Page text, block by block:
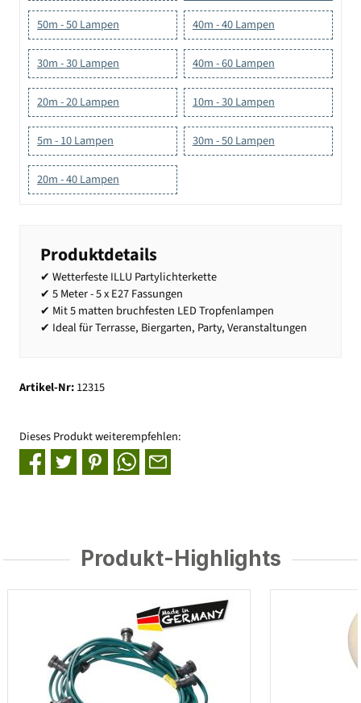
50m - 50 Lampen 40m - 40 Lampen
30m - 30 Lampen 40m - 60 Lampen
20m - 20 Lampen 10m - 30 Lampen
5m - 10 Lampen 30m - 50 Lampen
20m - 40 Lampen
Produktdetails
✔ Wetterfeste ILLU Partylichterkette
✔ 5 Meter - 5 x E27 Fassungen
✔ Mit 5 matten bruchfesten LED Tropfenlampen
✔ Ideal für Terrasse, Biergarten, Party, Veranstaltungen
Artikel-Nr:12315
Dieses Produkt weiterempfehlen:
Produkt-Highlights